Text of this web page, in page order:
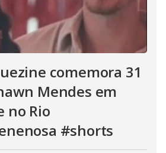
comemora 31
Mendes em
no Rio
#shorts